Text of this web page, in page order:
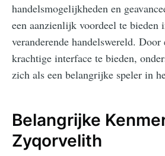
handelsmogelijkheden en
een aanzienlijk voordeel te bieden
veranderende handelswereld.
krachtige interface te bieden,
zich als een belangrijke speler in
Belangrijke
Zyqorvelith